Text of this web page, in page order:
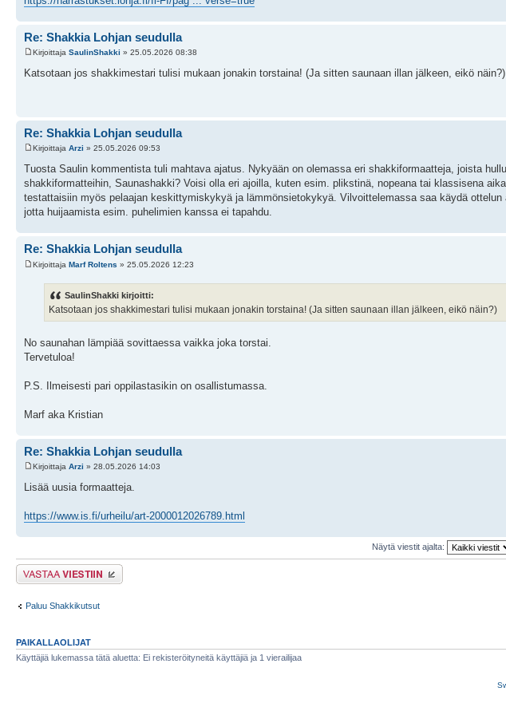
Re: Shakkia Lohjan seudulla
Kirjoittaja SaulinShakki » 25.05.2026 08:38
Katsotaan jos shakkimestari tulisi mukaan jonakin torstaina! (Ja sitten saunaan illan jälkeen, eikö näin?)
Re: Shakkia Lohjan seudulla
Kirjoittaja Arzi » 25.05.2026 09:53
Tuosta Saulin kommentista tuli mahtava ajatus. Nykyään on olemassa eri shakkiformaatteja, joista
shakkiformatteihin, Saunashakki? Voisi olla eri ajoilla, kuten esim. plikstinä, nopeana tai klassisena
testattaisiin myös pelaajan keskittymiskykyä ja lämmönsietokykyä. Vilvoittelemassa saa käydä
jotta huijaamista esim. puhelimien kanssa ei tapahdu.
Re: Shakkia Lohjan seudulla
Kirjoittaja Marf Roltens » 25.05.2026 12:23
SaulinShakki kirjoitti:
Katsotaan jos shakkimestari tulisi mukaan jonakin torstaina! (Ja sitten saunaan illan jälkeen, eikö näin?)
No saunahan lämpiää sovittaessa vaikka joka torstai.
Tervetuloa!
P.S. Ilmeisesti pari oppilastasikin on osallistumassa.
Marf aka Kristian
Re: Shakkia Lohjan seudulla
Kirjoittaja Arzi » 28.05.2026 14:03
Lisää uusia formaatteja.
https://www.is.fi/urheilu/art-2000012026789.html
Näytä viestit ajalta:
Lähetä vastaus
Paluu Shakkikutsut
PAIKALLAOLIJAT
Käyttäjiä lukemassa tätä aluetta: Ei rekisteröityneitä käyttäjiä ja 1 vierailijaa